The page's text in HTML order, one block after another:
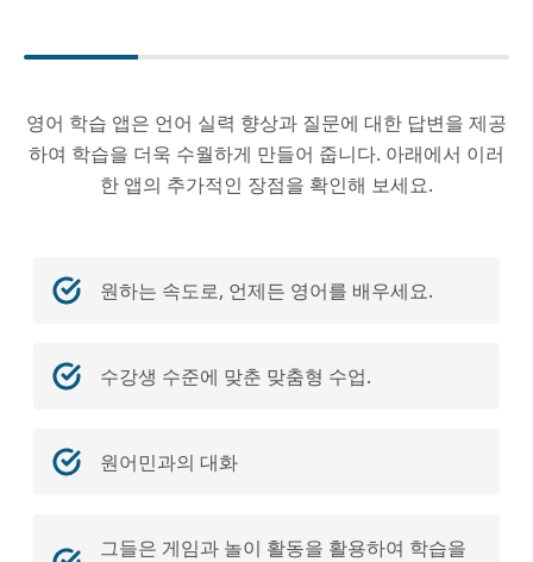
영어 학습 앱은 언어 실력 향상과 질문에 대한 답변을 제공
하여 학습을 더욱 수월하게 만들어 줍니다. 아래에서 이러
한 앱의 추가적인 장점을 확인해 보세요.
원하는 속도로, 언제든 영어를 배우세요.
수강생 수준에 맞춘 맞춤형 수업.
원어민과의 대화
그들은 게임과 놀이 활동을 활용하여 학습을